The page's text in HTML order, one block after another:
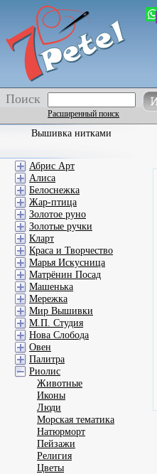
Поиск
Расширенный поиск
Вышивка нитками
Абрис Арт
Алиса
Белоснежка
Жар-птица
Золотое руно
Золотые ручки
Кларт
Краса и Творчество
Марья Искусница
Матрёнин Посад
Машенька
Мережка
Мир Вышивки
М.П. Студия
Нова Слобода
Овен
Палитра
Риолис
Животные
Иконы
Люди
Морская тематика
Натюрморт
Пейзажи
Религия
Цветы